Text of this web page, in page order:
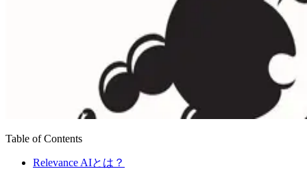
Table of Contents
Relevance AIとは？